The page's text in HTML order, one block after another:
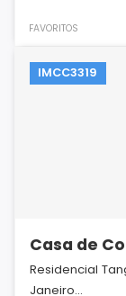
FAVORITOS
IMCC3319
Casa de
Residencial
Janeiro...